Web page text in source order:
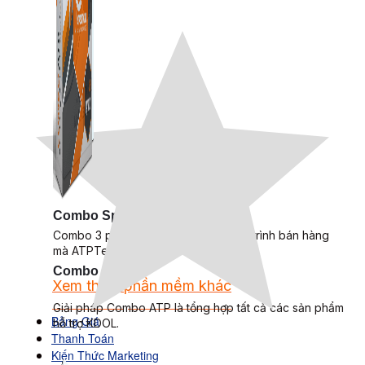
Combo Special
Combo 3 phần mềm tự chọn: chương trình bán hàng
mà ATPTeam triển khai.
Xem thêm phần mềm khác
Xem thêm phần mềm khác
Bảng Giá
Thanh Toán
Kiến Thức Marketing
Combo ATP
Giải pháp Combo ATP là tổng hợp tất cả các sản phẩm
hỗ trợ KDOL.